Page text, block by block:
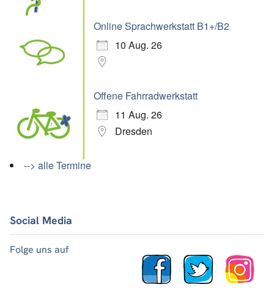
Online Sprachwerkstatt B1+/B2
10 Aug. 26
Offene Fahrradwerkstatt
11 Aug. 26
Dresden
--> alle Termine
Social Media
Folge uns auf